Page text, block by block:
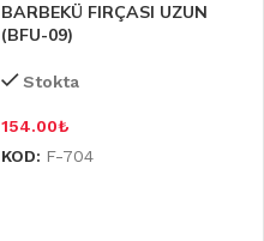
BARBEKÜ FIRÇASI UZUN
(BFU-09)
Stokta
154.00₺
KOD: F-704